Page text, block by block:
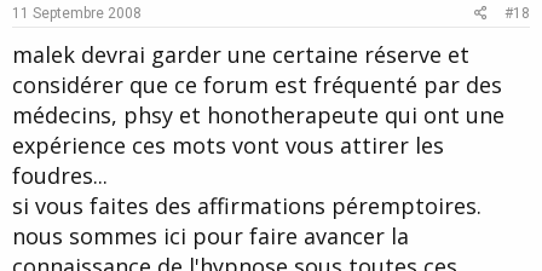
e
11 Septembre 2008 #18
malek devrai garder une certaine réserve et
considérer que ce forum est fréquenté par des
médecins, phsy et honotherapeute qui ont une
expérience ces mots vont vous attirer les
foudres...
si vous faites des affirmations péremptoires.
nous sommes ici pour faire avancer la